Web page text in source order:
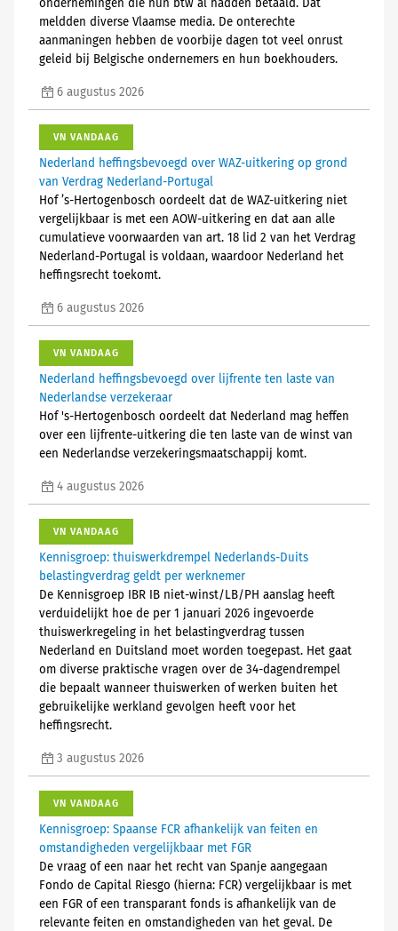
ondernemingen die hun btw al hadden betaald. Dat
meldden diverse Vlaamse media. De onterechte
aanmaningen hebben de voorbije dagen tot veel onrust
geleid bij Belgische ondernemers en hun boekhouders.
6 augustus 2026
VN VANDAAG
Nederland heffingsbevoegd over WAZ-uitkering op grond
van Verdrag Nederland-Portugal
Hof ’s-Hertogenbosch oordeelt dat de WAZ-uitkering niet
vergelijkbaar is met een AOW-uitkering en dat aan alle
cumulatieve voorwaarden van art. 18 lid 2 van het Verdrag
Nederland-Portugal is voldaan, waardoor Nederland het
heffingsrecht toekomt.
6 augustus 2026
VN VANDAAG
Nederland heffingsbevoegd over lijfrente ten laste van
Nederlandse verzekeraar
Hof 's-Hertogenbosch oordeelt dat Nederland mag heffen
over een lijfrente-uitkering die ten laste van de winst van
een Nederlandse verzekeringsmaatschappij komt.
4 augustus 2026
VN VANDAAG
Kennisgroep: thuiswerkdrempel Nederlands-Duits
belastingverdrag geldt per werknemer
De Kennisgroep IBR IB niet-winst/LB/PH aanslag heeft
verduidelijkt hoe de per 1 januari 2026 ingevoerde
thuiswerkregeling in het belastingverdrag tussen
Nederland en Duitsland moet worden toegepast. Het gaat
om diverse praktische vragen over de 34-dagendrempel
die bepaalt wanneer thuiswerken of werken buiten het
gebruikelijke werkland gevolgen heeft voor het
heffingsrecht.
3 augustus 2026
VN VANDAAG
Kennisgroep: Spaanse FCR afhankelijk van feiten en
omstandigheden vergelijkbaar met FGR
De vraag of een naar het recht van Spanje aangegaan
Fondo de Capital Riesgo (hierna: FCR) vergelijkbaar is met
een FGR of een transparant fonds is afhankelijk van de
relevante feiten en omstandigheden van het geval. De